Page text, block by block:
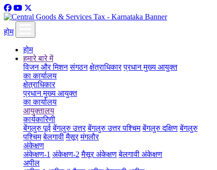
होम
होम
हमारे बारे में
विजन और मिशन संगठन क्षेत्राधिकार प्रधान मुख्य आयुक्त
का कार्यालय
क्षेत्राधिकार
प्रधान मुख्य आयुक्त
का कार्यालय
आयुक्तालय
कार्यकारिणी
बेंगलुरु पूर्व बेंगलुरु उत्तर बेंगलुरु उत्तर पश्चिम बेंगलुरु दक्षिण बेंगलुरु
पश्चिम बेलगावी मैसूर मंगलौर
अंकेक्षण
अंकेक्षण-1 अंकेक्षण-2 मैसूर अंकेक्षण बेलगावी अंकेक्षण
अपील